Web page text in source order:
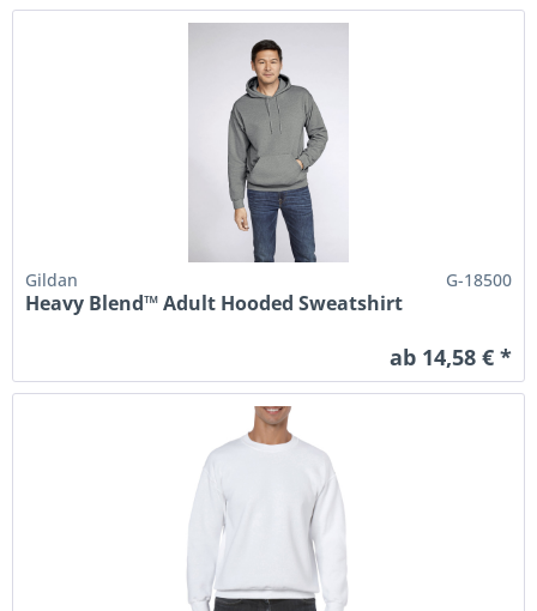
Gildan G-18500
Heavy Blend™ Adult Hooded Sweatshirt
ab 14,58 € *